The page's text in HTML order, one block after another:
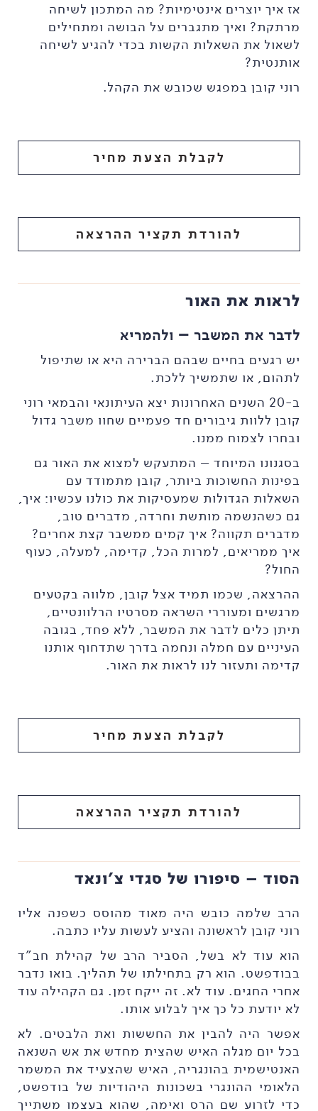
אז איך יוצרים אינטימיות? מה המתכון לשיחה
מרתקת? ואיך מתגברים על הבושה ומתחילים
לשאול את השאלות הקשות בכדי להגיע לשיחה
אותנטית?
רוני קובן במפגש שכובש את הקהל.
לקבלת הצעת מחיר
להורדת תקציר ההרצאה
לראות את האור
לדבר את המשבר – ולהמריא
יש רגעים בחיים שבהם הברירה היא או שתיפול
לתהום, או שתמשיך ללכת.
ב-20 השנים האחרונות יצא העיתונאי והבמאי רוני
קובן ללוות גיבורים חד פעמיים שחוו משבר גדול
ובחרו לצמוח ממנו.
בסגנונו המיוחד – המתעקש למצוא את האור גם
בפינות החשוכות ביותר, קובן מתמודד עם
השאלות הגדולות שמעסיקות את כולנו עכשיו: איך,
גם כשהנשמה מותשת וחרדה, מדברים טוב,
מדברים תקווה? איך קמים ממשבר קצת אחרים?
איך ממריאים, למרות הכל, קדימה, למעלה, כעוף
החול?
ההרצאה, שכמו תמיד אצל קובן, מלווה בקטעים
מרגשים ומעוררי השראה מסרטיו הרלוונטיים,
תיתן כלים לדבר את המשבר, ללא פחד, בגובה
העיניים עם חמלה ונחמה בדרך שתדחוף אותנו
קדימה ותעזור לנו לראות את האור.
לקבלת הצעת מחיר
להורדת תקציר ההרצאה
הסוד – סיפורו של סגדי צ'ונאד
הרב שלמה כובש היה מאוד מהוסס כשפנה אליו
רוני קובן לראשונה והציע לעשות עליו כתבה.
הוא עוד לא בשל, הסביר הרב של קהילת חב"ד
בבודפשט. הוא רק בתחילתו של תהליך. בואו נדבר
אחרי החגים. עוד לא. זה ייקח זמן. גם הקהילה עוד
לא יודעת כל כך איך לבלוע אותו.
אפשר היה להבין את החששות ואת הלבטים. לא
בכל יום מגלה האיש שהצית מחדש את אש השנאה
האנטישמית בהונגריה, האיש שהצעיד את המשמר
הלאומי ההונגרי בשכונות היהודיות של בודפשט,
כדי לזרוע שם הרס ואימה, שהוא בעצמו משתייך